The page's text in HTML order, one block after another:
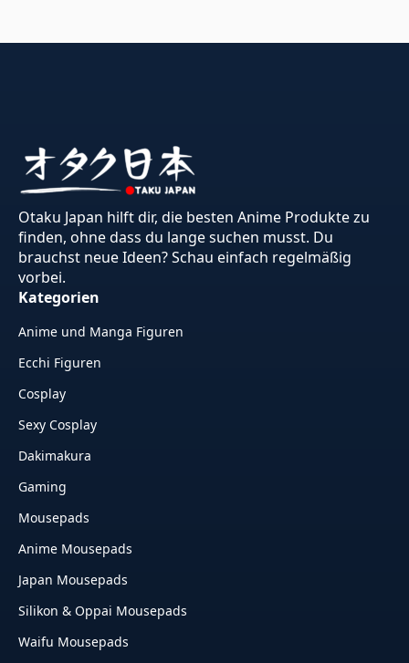
Otaku Japan hilft dir, die besten Anime Produkte zu
finden, ohne dass du lange suchen musst. Du
brauchst neue Ideen? Schau einfach regelmäßig
vorbei.
Kategorien
Anime und Manga Figuren
Ecchi Figuren
Cosplay
Sexy Cosplay
Dakimakura
Gaming
Mousepads
Anime Mousepads
Japan Mousepads
Silikon & Oppai Mousepads
Waifu Mousepads